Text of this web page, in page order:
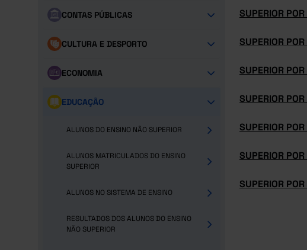
CONTAS PÚBLICAS
CULTURA E DESPORTO
ECONOMIA
EDUCAÇÃO
ALUNOS DO ENSINO NÃO SUPERIOR
ALUNOS MATRICULADOS DO ENSINO
SUPERIOR
ALUNOS NO SISTEMA DE ENSINO
RESULTADOS DOS ALUNOS DO ENSINO
NÃO SUPERIOR
SUPERIOR
SUPERIOR
SUPERIOR
SUPERIOR POR
SUPERIOR
SUPERIOR
SUPERIOR